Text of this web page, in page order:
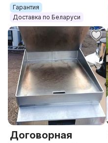
Гарантия
Доставка по Беларуси
Договорная